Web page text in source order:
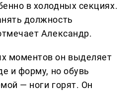
в холодных секциях.
должность
Александр.
моментов он выделяет
и форму, но обувь
— ноги горят. Он